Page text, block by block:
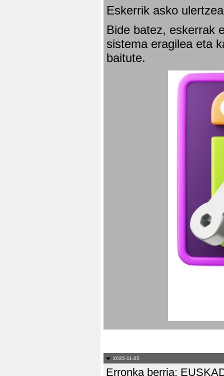
Eskerrik asko
Bide batez, eskerrak
sistema eragilea eta
baitute.
2025-11-25
Erronka berria: